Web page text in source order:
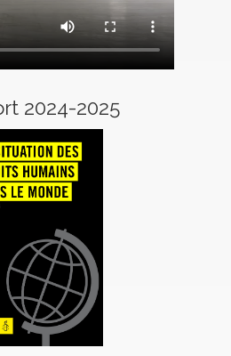
2024-2025